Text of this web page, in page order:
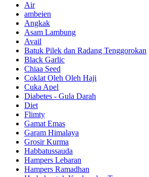
Air
ambeien
Angkak
Asam Lambung
Avail
Batuk Pilek dan Radang Tenggorokan
Black Garlic
Chiaa Seed
Coklat Oleh Oleh Haji
Cuka Apel
Diabetes - Gula Darah
Diet
Flimty
Gamat Emas
Garam Himalaya
Grosir Kurma
Habbatussauda
Hampers Lebaran
Hampers Ramadhan